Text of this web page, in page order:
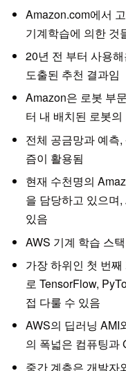
Amazon.com에서
기계학습에 의한 것
20년 전 부터 사용
도출된 추천 결과임
Amazon은 로봇 부
터 내 배치된 로봇
전체 공금망과 예측
즘이 활용됨
현재 수천명의
을 담당하고 있으며
있음
AWS 기계 학습 스
가장 하위인 첫 번
로 TensorFlow,
접 다룰 수 있음
AWS의 딥러닝 AMI
의 폭넓은 컴퓨팅과
중간 계층은 개발자